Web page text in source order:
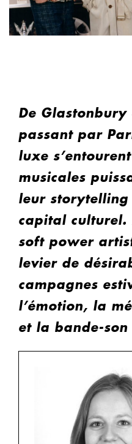
De
passant par
luxe
musicales
leur
capital culturel.
soft power
levier de
campagnes
l’émotion, la
et la bande-